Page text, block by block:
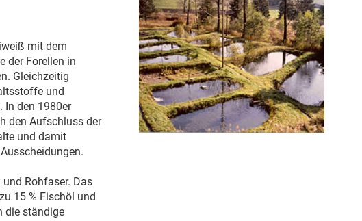
mit dem
der Forellen in
Gleichzeitig
und
In den 1980er
den Aufschluss der
und damit
Rohfaser. Das
15 % Fischöl und
die ständige